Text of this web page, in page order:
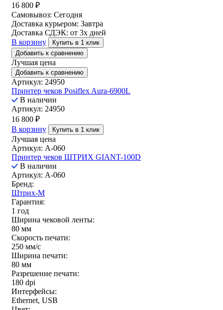
16 800 ₽
Самовывоз: Сегодня
Доставка курьером: Завтра
Доставка СДЭК: от 3х дней
В корзину
Купить в 1 клик
Добавить к сравнению
Лучшая цена
Добавить к сравнению
Артикул: 24950
Принтер чеков Posiflex Aura-6900L
В наличии
Артикул: 24950
16 800 ₽
В корзину
Купить в 1 клик
Лучшая цена
Артикул: A-060
Принтер чеков ШТРИХ GIANT-100D
В наличии
Артикул: A-060
Бренд:
Штрих-М
Гарантия:
1 год
Ширина чековой ленты:
80 мм
Скорость печати:
250 мм/c
Ширина печати:
80 мм
Разрешение печати:
180 dpi
Интерфейсы:
Ethernet, USB